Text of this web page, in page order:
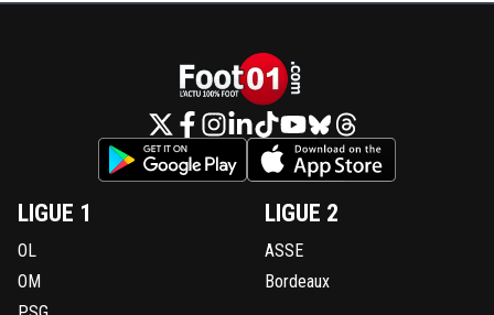
LIGUE 1
OL
OM
LIGUE 2
ASSE
Bordeaux